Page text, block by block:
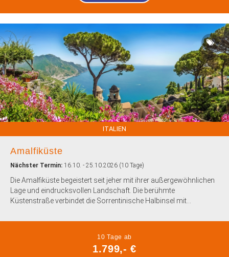
ITALIEN
Amalfiküste
Nächster Termin: 16.10. - 25.10.2026 (10 Tage)
Die Amalfiküste begeistert seit jeher mit ihrer außergewöhnlichen
Lage und eindrucksvollen Landschaft. Die berühmte
Küstenstraße verbindet die Sorrentinische Halbinsel mit...
10 Tage ab
1.799,- €